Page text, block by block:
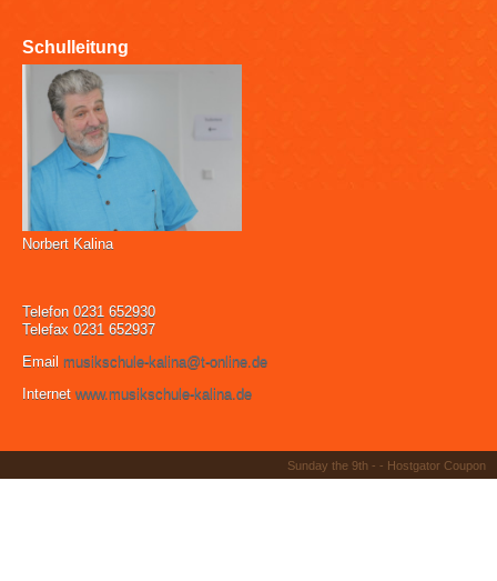
Sunday the 9th - - Hostgator Coupon
Schulleitung
Norbert Kalina
Telefon 0231 652930
Telefax 0231 652937
Email musikschule-kalina@t-online.de
Internet www.musikschule-kalina.de